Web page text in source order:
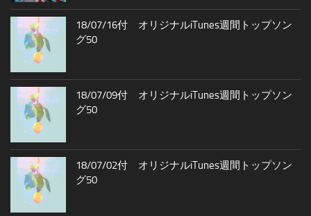
18/07/16付 オリジナルiTunes週間トップソン
グ50
18/07/09付 オリジナルiTunes週間トップソン
グ50
18/07/02付 オリジナルiTunes週間トップソン
グ50